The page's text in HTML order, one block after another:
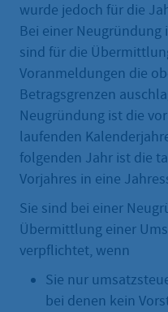
wurde jedoch für die
Bei einer Neugründung
sind für die
Voranmeldungen die
Betragsgrenzen
Neugründung ist die
laufenden
folgenden Jahr ist die
Vorjahres in eine
Sie sind bei einer
Übermittlung einer
verpflichtet, wenn
Sie nur
bei denen kein